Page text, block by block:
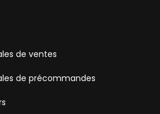
de ventes
de précommandes